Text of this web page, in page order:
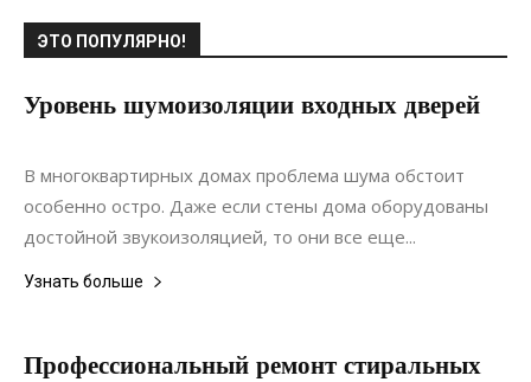
ЭТО ПОПУЛЯРНО!
Уровень шумоизоляции входных дверей
14.10.2021
В многоквартирных домах проблема шума обстоит
особенно остро. Даже если стены дома оборудованы
достойной звукоизоляцией, то они все еще...
Узнать больше
Профессиональный ремонт стиральных